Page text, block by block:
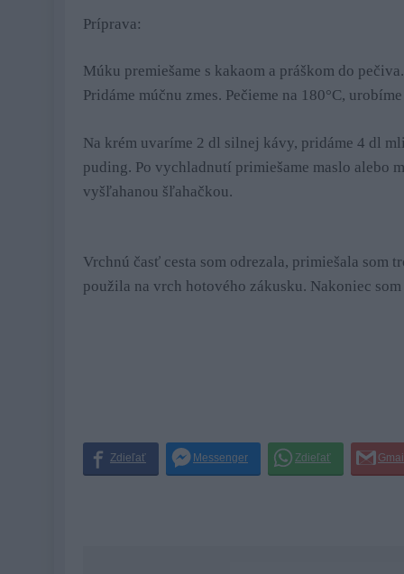
Príprava:
Múku premiešame s kakaom a práškom do
Pridáme múčnu zmes. Pečieme na 180°C,
Na krém uvaríme 2 dl silnej kávy, pridáme 4 dl
puding. Po vychladnutí primiešame maslo alebo
vyšľahanou šľahačkou.
Vrchnú časť cesta som odrezala, primiešala som
použila na vrch hotového zákusku. Nakoniec